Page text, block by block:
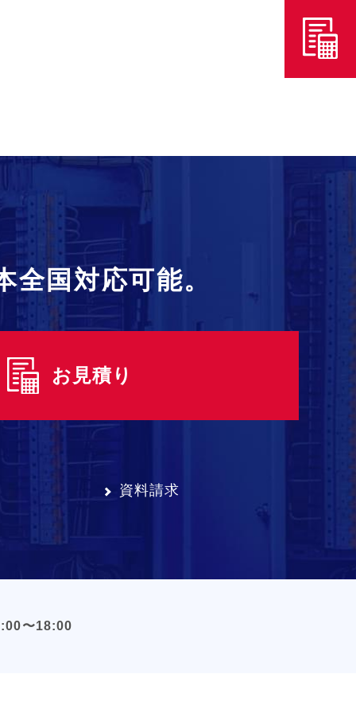
国対応可能。
お見積り
資料請求
〜18:00